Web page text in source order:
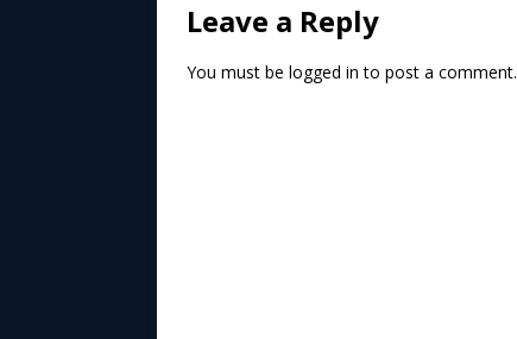
Leave a Reply
You must be logged in to post a comment.